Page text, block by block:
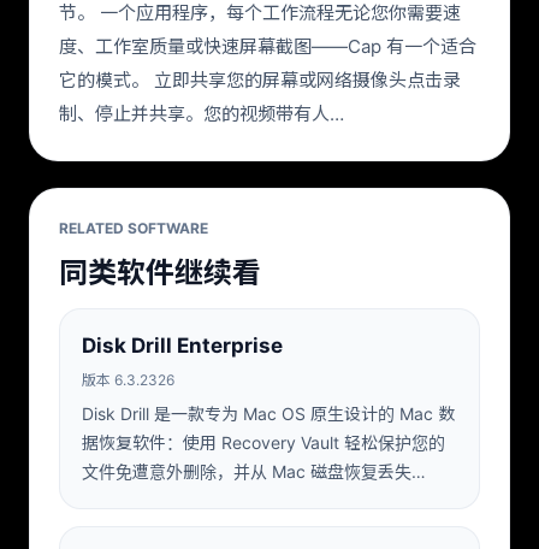
节。 一个应用程序，每个工作流程无论您你需要速
度、工作室质量或快速屏幕截图——Cap 有一个适合
它的模式。 立即共享您的屏幕或网络摄像头点击录
制、停止并共享。您的视频带有人…
RELATED SOFTWARE
同类软件继续看
Disk Drill Enterprise
版本 6.3.2326
Disk Drill 是一款专为 Mac OS 原生设计的 Mac 数
据恢复软件：使用 Recovery Vault 轻松保护您的
文件免遭意外删除，并从 Mac 磁盘恢复丢失…